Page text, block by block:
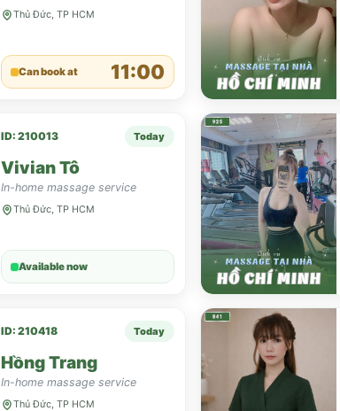
Thủ Đức, TP HCM
Can book at 11:00
ID: 210013 Today
Vivian Tô
In-home massage service
Thủ Đức, TP HCM
Available now
ID: 210418 Today
Hồng Trang
In-home massage service
Thủ Đức, TP HCM